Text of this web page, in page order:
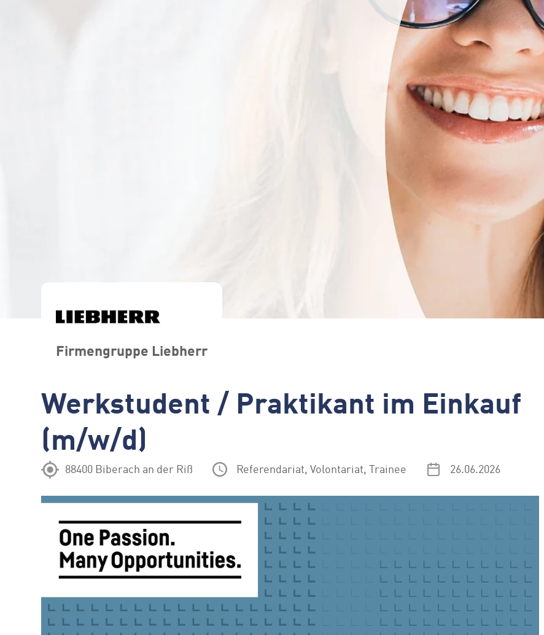
Firmengruppe Liebherr
Werkstudent / Praktikant im Einkauf
(m/w/d)
88400 Biberach an der Riß Referendariat, Volontariat, Trainee 26.06.2026